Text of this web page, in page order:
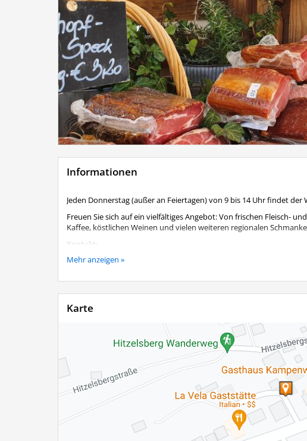
Informationen
Jeden Donnerstag (außer an Feiertagen) von 9 bis 14 Uhr findet
Freuen Sie sich auf ein vielfältiges Angebot: Von frischen Fleisch-
Kaffee, köstlichen Weinen und vielen weiteren regionalen
Kontakt:
Wirtschaftsreferent Herr Sascha Klein, Tel. 08051 9009139
Mehr anzeigen »
Karte